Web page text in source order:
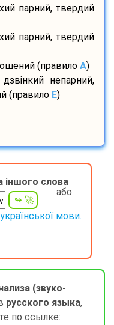
парний, твердий
парний, твердий
(правило A)
непарний,
(правило E)
іншого слова
або
мови.
(звуко-
русского языка,
по ссылке: